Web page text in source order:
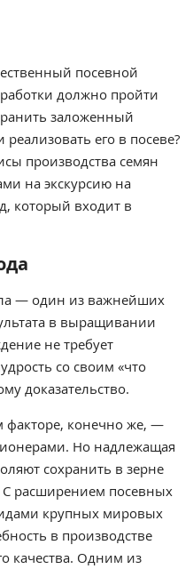
посевной
должно пройти
заложенный
его в посеве?
производства семян
на экскурсию на
который входит в
— один из важнейших
в выращивании
не требует
со своим «что
доказательство.
факторе, конечно же, —
Но надлежащая
сохранить в зерне
С расширением посевных
крупных мировых
в производстве
качества. Одним из